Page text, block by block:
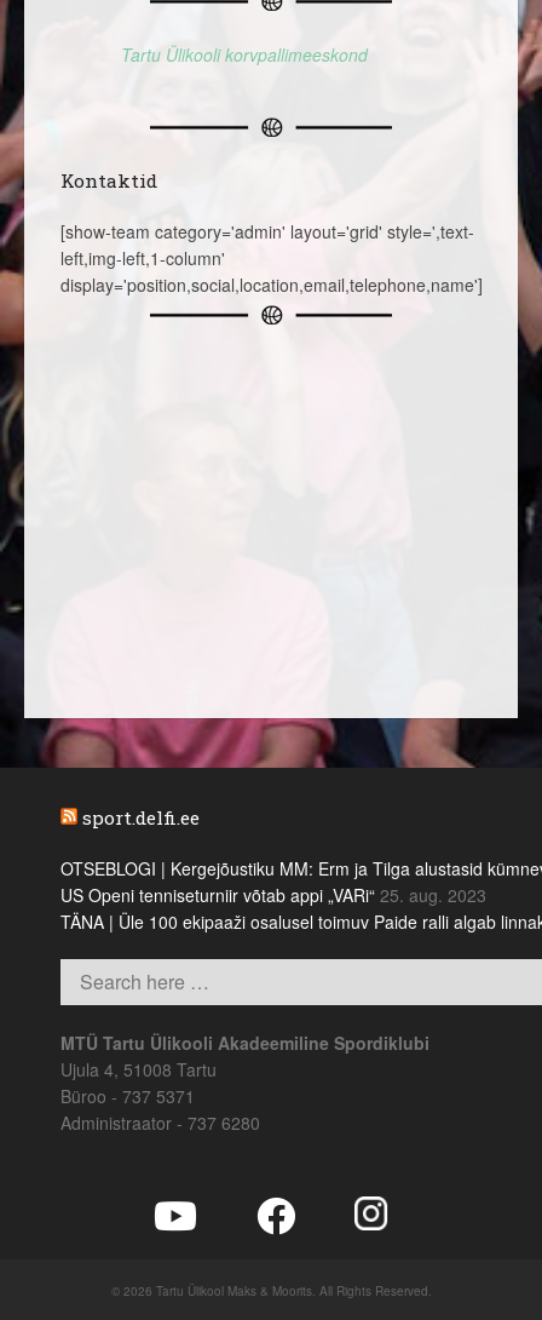
Tartu Ülikooli korvpallimeeskond
Kontaktid
[show-team category='admin' layout='grid' style=',text-
left,img-left,1-column'
display='position,social,location,email,telephone,name']
sport.delfi.ee
OTSEBLOGI | Kergejõustiku MM: Erm ja Tilga alustasid
US Openi tenniseturniir võtab appi „VARi“ 25. aug. 2023
TÄNA | Üle 100 ekipaaži osalusel toimuv Paide ralli algab
MTÜ Tartu Ülikooli Akadeemiline Spordiklubi
Ujula 4, 51008 Tartu
Büroo - 737 5371
Administraator - 737 6280
© 2026 Tartu Ülikool Maks & Moorits. All Rights Reserved.